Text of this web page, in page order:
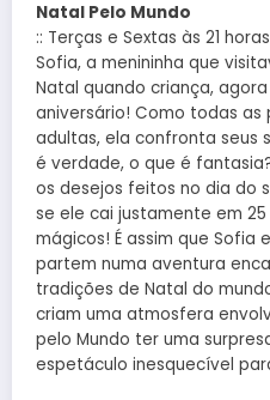
Natal Pelo Mundo
:: Terças e Sextas às 21
Sofia, a menininha que
Natal quando criança,
aniversário! Como todas as
adultas, ela confronta seus
é verdade, o que é
os desejos feitos no dia do
se ele cai justamente em
mágicos! É assim que Sofia
partem numa aventura
tradições de Natal do
criam uma atmosfera
pelo Mundo ter uma
espetáculo inesquecível